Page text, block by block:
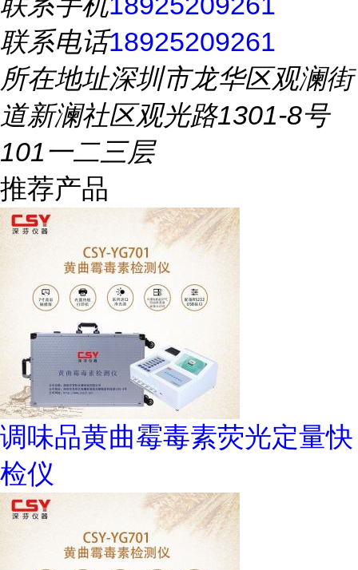
联系电话18925209261
所在地址深圳市龙华区观澜街
道新澜社区观光路1301-8号
101一二三层
推荐产品
调味品黄曲霉毒素荧光定量快
检仪